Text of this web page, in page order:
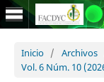
Inicio / Archivos
Vol. 6 Núm. 10